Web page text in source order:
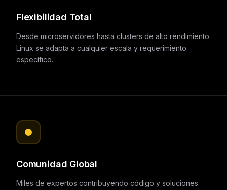
Flexibilidad Total
Desde microservidores hasta clusters de alto rendimiento.
Linux se adapta a cualquier escala y requerimiento
específico.
Comunidad Global
Miles de expertos contribuyendo código y soluciones.